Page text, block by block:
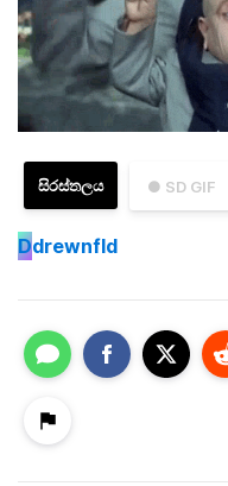
● SD GIF
සිරස්තලය
Ddrewnfld